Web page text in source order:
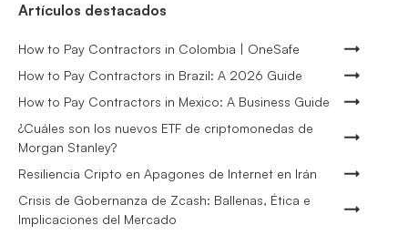
Artículos destacados
How to Pay Contractors in Colombia | OneSafe
How to Pay Contractors in Brazil: A 2026 Guide
How to Pay Contractors in Mexico: A Business Guide
¿Cuáles son los nuevos ETF de criptomonedas de
Morgan Stanley?
Resiliencia Cripto en Apagones de Internet en Irán
Crisis de Gobernanza de Zcash: Ballenas, Ética e
Implicaciones del Mercado